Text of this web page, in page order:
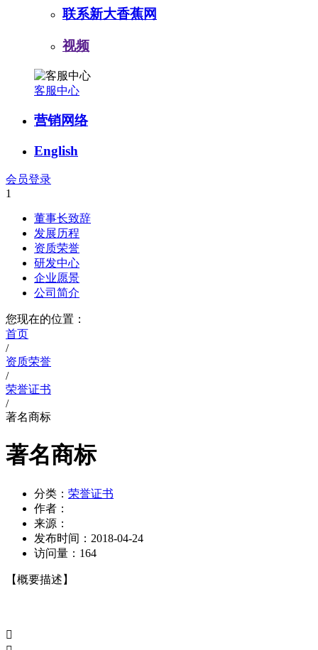
联系新大香蕉网
视频
客服中心
营销网络
English
会员登录
1
董事长致辞
发展历程
资质荣誉
研发中心
企业愿景
公司简介
您现在的位置：
首页
/
资质荣誉
/
荣誉证书
/
著名商标
著名商标
分类： 荣誉证书
作者：
来源：
发布时间： 2018-04-24
访问量： 164
【概要描述】
